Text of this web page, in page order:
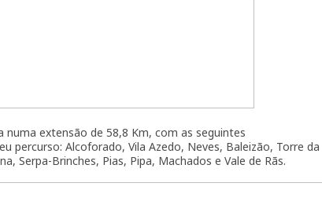
numa extensão de 58,8 Km, com as seguintes
percurso: Alcoforado, Vila Azedo, Neves, Baleizão, Torre da
Serpa-Brinches, Pias, Pipa, Machados e Vale de Rãs.